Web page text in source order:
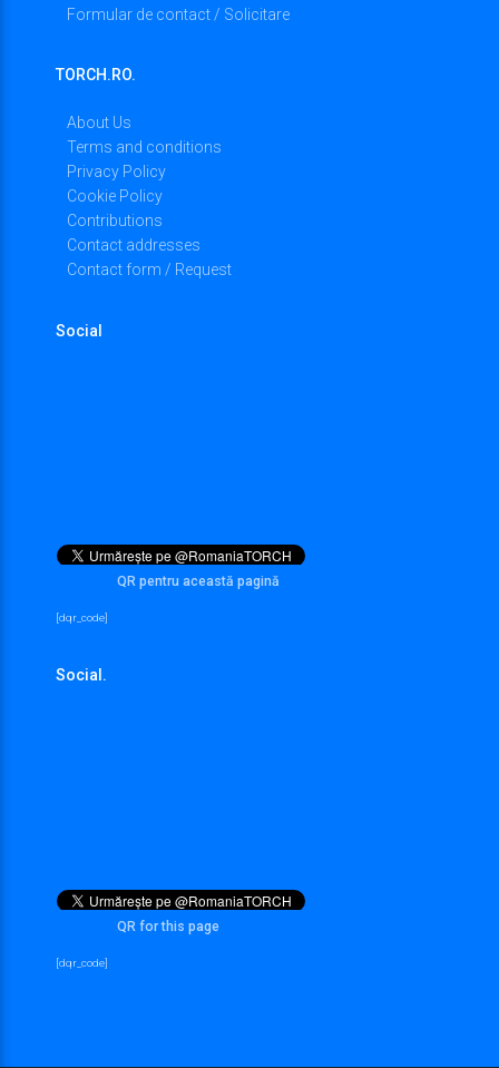
Formular de contact / Solicitare
TORCH.RO.
About Us
Terms and conditions
Privacy Policy
Cookie Policy
Contributions
Contact addresses
Contact form / Request
Social
QR pentru această pagină
[dqr_code]
Social.
QR for this page
[dqr_code]